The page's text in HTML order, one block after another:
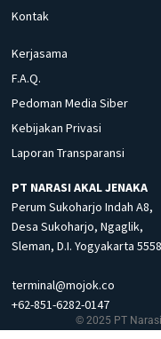
Kontak
Kerjasama
F.A.Q.
Pedoman Media Siber
Kebijakan Privasi
Laporan Transparansi
PT NARASI AKAL JENAKA
Perum Sukoharjo Indah A8,
Desa Sukoharjo, Ngaglik,
Sleman, D.I. Yogyakarta
terminal@mojok.co
+62-851-6282-0147
© 2025 PT